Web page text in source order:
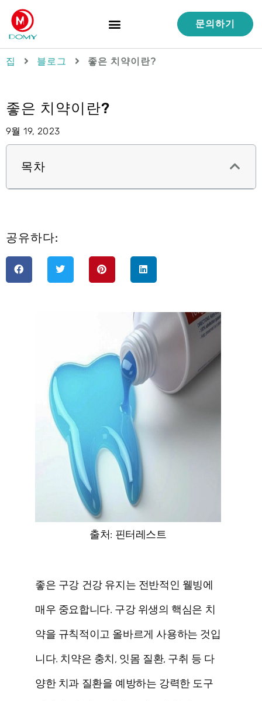
문의하기
집 블로그 좋은 치약이란?
좋은 치약이란?
9월 19, 2023
목차
공유하다:
출처: 핀터레스트
좋은 구강 건강 유지는 전반적인 웰빙에
매우 중요합니다. 구강 위생의 핵심은 치
약을 규칙적이고 올바르게 사용하는 것입
니다. 치약은 충치, 잇몸 질환, 구취 등 다
양한 치과 질환을 예방하는 강력한 도구